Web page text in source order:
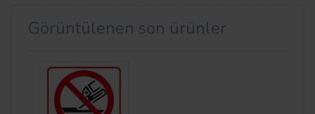
Görüntülenen son ürünler